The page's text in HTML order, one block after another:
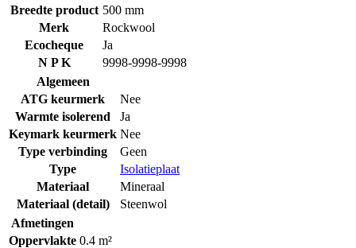
Breedte product 500 mm
Merk
Rockwool
Ecocheque
Ja
N P K
9998-9998-9998
Algemeen
ATG keurmerk
Nee
Warmte isolerend
Ja
Keymark keurmerk Nee
Type verbinding
Geen
Type
Isolatieplaat
Materiaal
Mineraal
Materiaal (detail)
Steenwol
Afmetingen
Oppervlakte 0.4 m²